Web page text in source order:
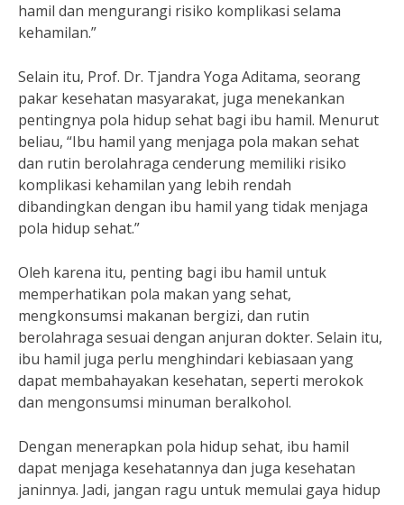
hamil dan mengurangi risiko komplikasi selama
kehamilan.”
Selain itu, Prof. Dr. Tjandra Yoga Aditama, seorang
pakar kesehatan masyarakat, juga menekankan
pentingnya pola hidup sehat bagi ibu hamil. Menurut
beliau, “Ibu hamil yang menjaga pola makan sehat
dan rutin berolahraga cenderung memiliki risiko
komplikasi kehamilan yang lebih rendah
dibandingkan dengan ibu hamil yang tidak menjaga
pola hidup sehat.”
Oleh karena itu, penting bagi ibu hamil untuk
memperhatikan pola makan yang sehat,
mengkonsumsi makanan bergizi, dan rutin
berolahraga sesuai dengan anjuran dokter. Selain itu,
ibu hamil juga perlu menghindari kebiasaan yang
dapat membahayakan kesehatan, seperti merokok
dan mengonsumsi minuman beralkohol.
Dengan menerapkan pola hidup sehat, ibu hamil
dapat menjaga kesehatannya dan juga kesehatan
janinnya. Jadi, jangan ragu untuk memulai gaya hidup